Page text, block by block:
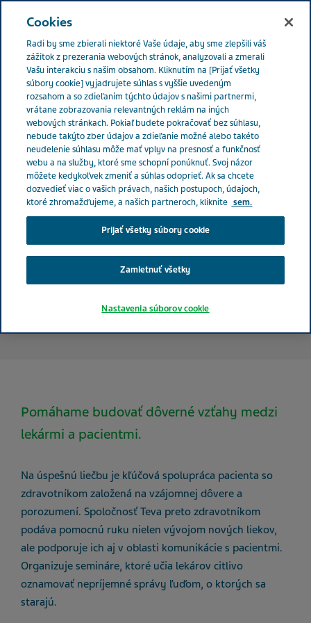
Slovakia Náš vplyv Podávame pomocnú ruku
Podávame pomocnú ruku
Pomáhame budovať dôverné vzťahy medzi
lekármi a pacientmi.
Na úspešnú liečbu je kľúčová spolupráca pacienta so
zdravotníkom založená na vzájomnej dôvere a
porozumení. Spoločnosť Teva preto zdravotníkom
podáva pomocnú ruku nielen vývojom nových liekov,
ale podporuje ich aj v oblasti komunikácie s pacientmi.
Organizuje semináre, ktoré učia lekárov citlivo
oznamovať nepríjemné správy ľuďom, o ktorých sa
starajú.
Cookies
Radi by sme zbierali niektoré Vaše údaje, aby sme zlepšili váš
zážitok z prezerania webových stránok, analyzovali a zmerali
Vašu interakciu s naším obsahom. Kliknutím na [Prijať všetky
súbory cookie] vyjadrujete súhlas s vyššie uvedeným
rozsahom a so zdieľaním týchto údajov s našimi partnermi,
vrátane zobrazovania relevantných reklám na iných
webových stránkach. Pokiaľ budete pokračovať bez súhlasu,
nebude takýto zber údajov a zdieľanie možné alebo takéto
neudelenie súhlasu môže mať vplyv na presnosť a funkčnosť
webu a na služby, ktoré sme schopní ponúknuť. Svoj názor
môžete kedykoľvek zmeniť a súhlas odoprieť. Ak sa chcete
dozvedieť viac o vašich právach, našich postupoch, údajoch,
ktoré zhromažďujeme, a našich partneroch, kliknite sem.
Prijať všetky súbory cookie
Zamietnuť všetky
Nastavenia súborov cookie